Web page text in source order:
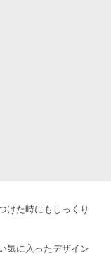
けた時にもしっくり
気に入ったデザイン